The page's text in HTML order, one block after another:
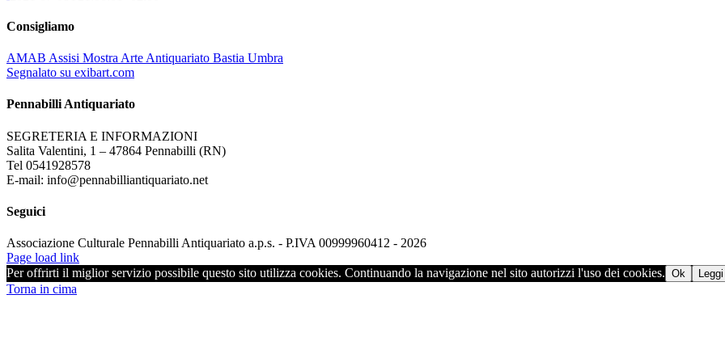
Consigliamo
AMAB Assisi Mostra Arte Antiquariato Bastia Umbra
Segnalato su exibart.com
Pennabilli Antiquariato
SEGRETERIA E INFORMAZIONI
Salita Valentini, 1 – 47864 Pennabilli (RN)
Tel 0541928578
E-mail: info@pennabilliantiquariato.net
Seguici
Associazione Culturale Pennabilli Antiquariato a.p.s. - P.IVA 00999960412 - 2026
Page load link
Per offrirti il miglior servizio possibile questo sito utilizza cookies. Continuando la navigazione nel sito autorizzi l'uso dei cookies. Ok
Torna in cima